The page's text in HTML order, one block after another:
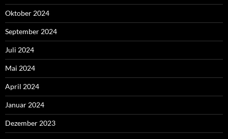
Oktober 2024
September 2024
Juli 2024
Mai 2024
April 2024
Januar 2024
Dezember 2023